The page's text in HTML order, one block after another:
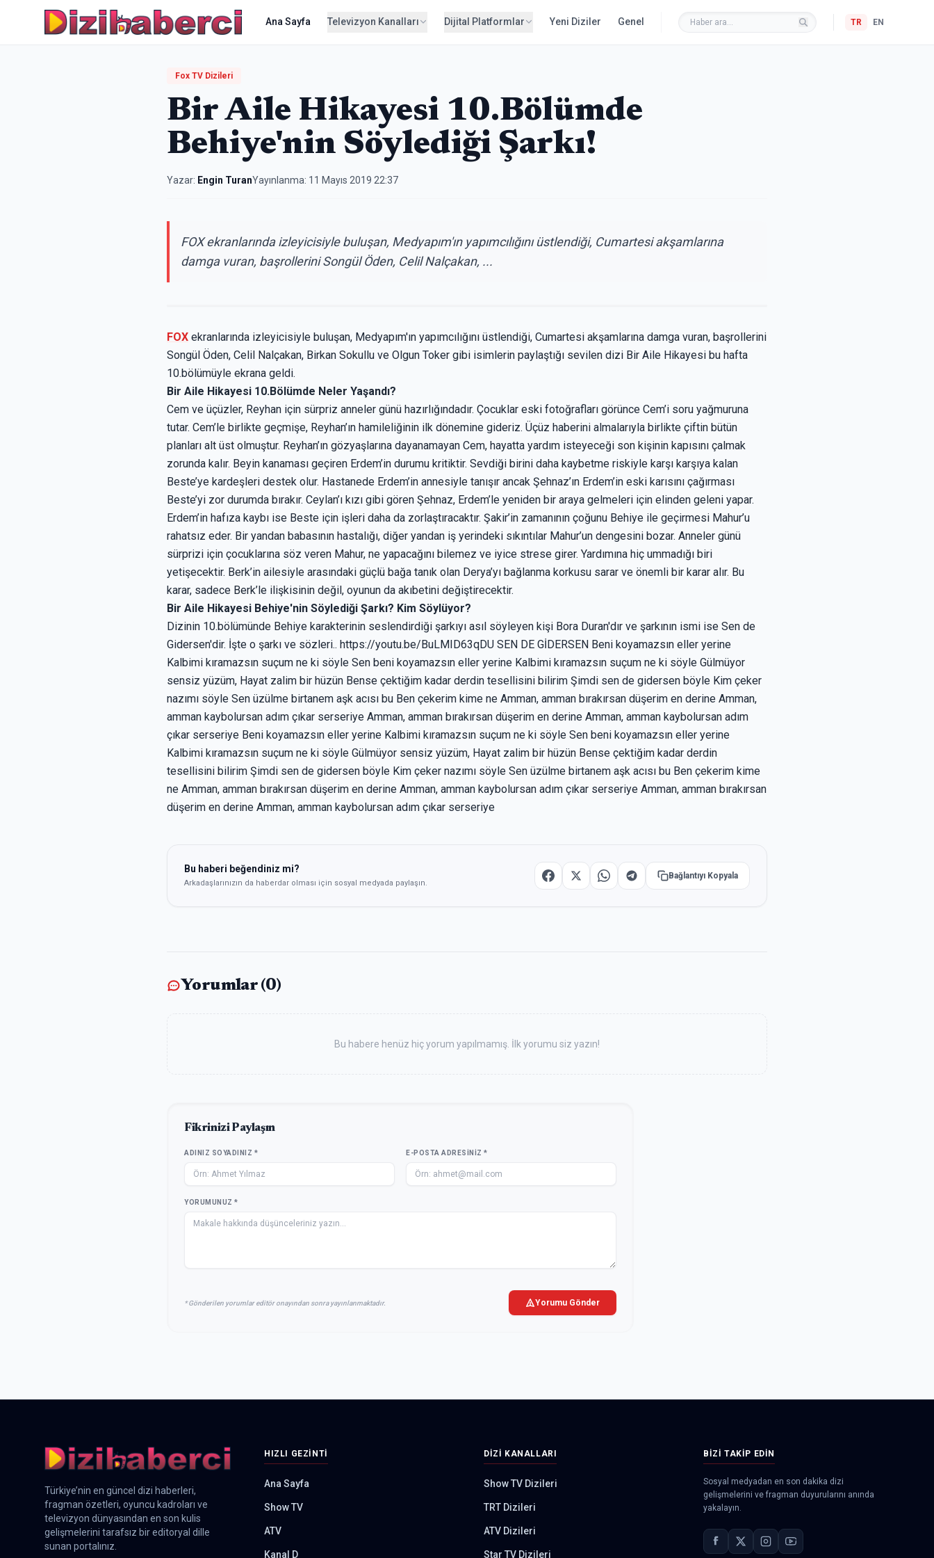
Ana Sayfa Televizyon Kanalları Dijital Platformlar Yeni Diziler Genel TR EN
Fox TV Dizileri
Bir Aile Hikayesi 10.Bölümde
Behiye'nin Söylediği Şarkı!
Yazar: Engin TuranYayınlanma: 11 Mayıs 2019 22:37
FOX ekranlarında izleyicisiyle buluşan, Medyapım'ın yapımcılığını üstlendiği, Cumartesi akşamlarına
damga vuran, başrollerini Songül Öden, Celil Nalçakan, ...
FOX ekranlarında izleyicisiyle buluşan, Medyapım'ın yapımcılığını üstlendiği, Cumartesi akşamlarına damga vuran, başrollerini
Songül Öden, Celil Nalçakan, Birkan Sokullu ve Olgun Toker gibi isimlerin paylaştığı sevilen dizi Bir Aile Hikayesi bu hafta
10.bölümüyle ekrana geldi.
Bir Aile Hikayesi 10.Bölümde Neler Yaşandı?
Cem ve üçüzler, Reyhan için sürpriz anneler günü hazırlığındadır. Çocuklar eski fotoğrafları görünce Cem’i soru yağmuruna
tutar. Cem’le birlikte geçmişe, Reyhan’ın hamileliğinin ilk dönemine gideriz. Üçüz haberini almalarıyla birlikte çiftin bütün
planları alt üst olmuştur. Reyhan’ın gözyaşlarına dayanamayan Cem, hayatta yardım isteyeceği son kişinin kapısını çalmak
zorunda kalır. Beyin kanaması geçiren Erdem’in durumu kritiktir. Sevdiği birini daha kaybetme riskiyle karşı karşıya kalan
Beste’ye kardeşleri destek olur. Hastanede Erdem’in annesiyle tanışır ancak Şehnaz’ın Erdem’in eski karısını çağırması
Beste’yi zor durumda bırakır. Ceylan’ı kızı gibi gören Şehnaz, Erdem’le yeniden bir araya gelmeleri için elinden geleni yapar.
Erdem’in hafıza kaybı ise Beste için işleri daha da zorlaştıracaktır. Şakir’in zamanının çoğunu Behiye ile geçirmesi Mahur’u
rahatsız eder. Bir yandan babasının hastalığı, diğer yandan iş yerindeki sıkıntılar Mahur’un dengesini bozar. Anneler günü
sürprizi için çocuklarına söz veren Mahur, ne yapacağını bilemez ve iyice strese girer. Yardımına hiç ummadığı biri
yetişecektir. Berk’in ailesiyle arasındaki güçlü bağa tanık olan Derya’yı bağlanma korkusu sarar ve önemli bir karar alır. Bu
karar, sadece Berk’le ilişkisinin değil, oyunun da akıbetini değiştirecektir.
Bir Aile Hikayesi Behiye'nin Söylediği Şarkı? Kim Söylüyor?
Dizinin 10.bölümünde Behiye karakterinin seslendirdiği şarkıyı asıl söyleyen kişi Bora Duran'dır ve şarkının ismi ise Sen de
Gidersen'dir. İşte o şarkı ve sözleri.. https://youtu.be/BuLMID63qDU SEN DE GİDERSEN Beni koyamazsın eller yerine
Kalbimi kıramazsın suçum ne ki söyle Sen beni koyamazsın eller yerine Kalbimi kıramazsın suçum ne ki söyle Gülmüyor
sensiz yüzüm, Hayat zalim bir hüzün Bense çektiğim kadar derdin tesellisini bilirim Şimdi sen de gidersen böyle Kim çeker
nazımı söyle Sen üzülme birtanem aşk acısı bu Ben çekerim kime ne Amman, amman bırakırsan düşerim en derine Amman,
amman kaybolursan adım çıkar serseriye Amman, amman bırakırsan düşerim en derine Amman, amman kaybolursan adım
çıkar serseriye Beni koyamazsın eller yerine Kalbimi kıramazsın suçum ne ki söyle Sen beni koyamazsın eller yerine
Kalbimi kıramazsın suçum ne ki söyle Gülmüyor sensiz yüzüm, Hayat zalim bir hüzün Bense çektiğim kadar derdin
tesellisini bilirim Şimdi sen de gidersen böyle Kim çeker nazımı söyle Sen üzülme birtanem aşk acısı bu Ben çekerim kime
ne Amman, amman bırakırsan düşerim en derine Amman, amman kaybolursan adım çıkar serseriye Amman, amman bırakırsan
düşerim en derine Amman, amman kaybolursan adım çıkar serseriye
Bu haberi beğendiniz mi?
Arkadaşlarınızın da haberdar olması için sosyal medyada paylaşın.
Bağlantıyı Kopyala
Yorumlar (0)
Bu habere henüz hiç yorum yapılmamış. İlk yorumu siz yazın!
Fikrinizi Paylaşın
ADINIZ SOYADINIZ * E-POSTA ADRESINIZ *
YORUMUNUZ *
* Gönderilen yorumlar editör onayından sonra yayınlanmaktadır. Yorumu Gönder
Türkiye’nin en güncel dizi haberleri,
fragman özetleri, oyuncu kadroları ve
televizyon dünyasından en son kulis
gelişmelerini tarafsız bir editoryal dille
sunan portalınız.
HIZLI GEZINTI
Ana Sayfa
Show TV
ATV
Kanal D
DIZI KANALLARI
Show TV Dizileri
TRT Dizileri
ATV Dizileri
Star TV Dizileri
BIZI TAKIP EDIN
Sosyal medyadan en son dakika dizi
gelişmelerini ve fragman duyurularını anında
yakalayın.